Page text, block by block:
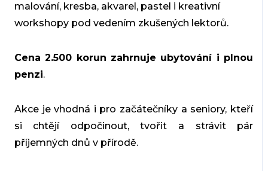
malování, kresba, akvarel, pastel i kreativní
workshopy pod vedením zkušených lektorů.
Cena 2.500 korun zahrnuje ubytování i plnou
penzi.
Akce je vhodná i pro začátečníky a seniory, kteří
si chtějí odpočinout, tvořit a strávit pár
příjemných dnů v přírodě.